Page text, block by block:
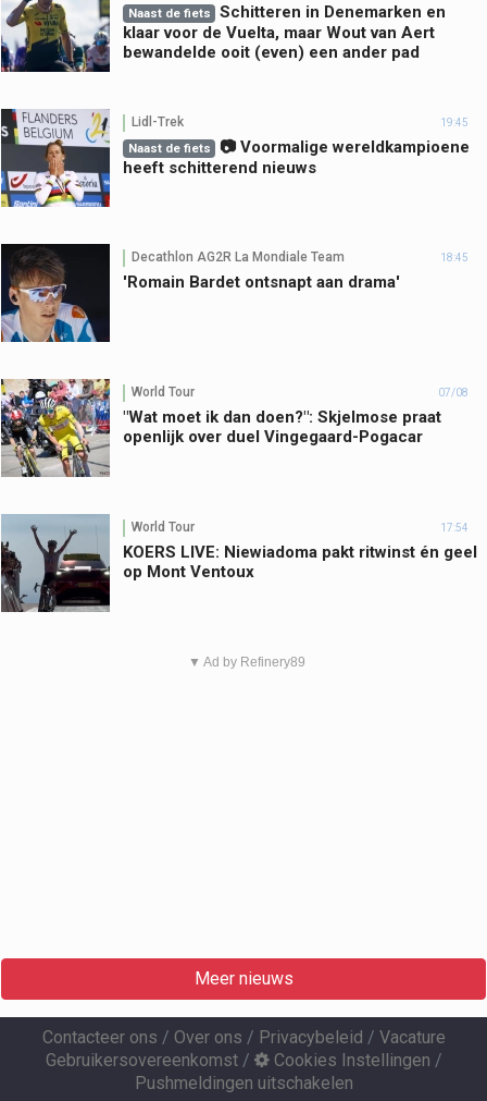
Naast de fiets
Schitteren in Denemarken en
klaar voor de Vuelta, maar Wout van Aert
bewandelde ooit (even) een ander pad
Lidl-Trek 19:45
Naast de fiets
📷 Voormalige wereldkampioene
heeft schitterend nieuws
Decathlon AG2R La Mondiale Team 18:45
'Romain Bardet ontsnapt aan drama'
World Tour 07/08
"Wat moet ik dan doen?": Skjelmose praat
openlijk over duel Vingegaard-Pogacar
World Tour 17:54
KOERS LIVE: Niewiadoma pakt ritwinst én geel
op Mont Ventoux
▼ Ad by Refinery89
Meer nieuws
Contacteer ons / Over ons / Privacybeleid / Vacature
Gebruikersovereenkomst/ Cookies Instellingen /
Pushmeldingen uitschakelen